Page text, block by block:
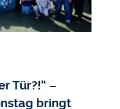
Tür?!“ –
bringt